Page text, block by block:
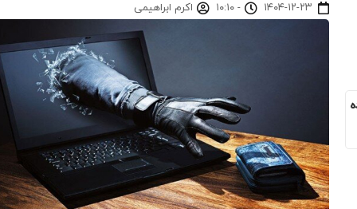
۱۴۰۴-۱۲-۲۳ - ۱۰:۱۰ اکرم ابراهیمی